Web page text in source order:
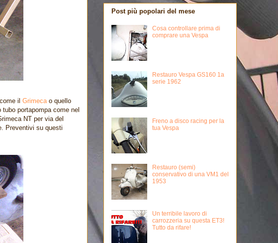
il Grimecao quello
portapompa come nel
NT per via del
Preventivi su questi
Post più popolari del mese
Cosa controllare prima di
comprare una Vespa
Restauro Vespa GS160 1a
serie 1962
Freno a disco racing per la
tua Vespa
Restauro (semi)
conservativo di una VM1 del
1953
Un terribile lavoro di
carrozzeria su questa ET3!
Tutto da rifare!